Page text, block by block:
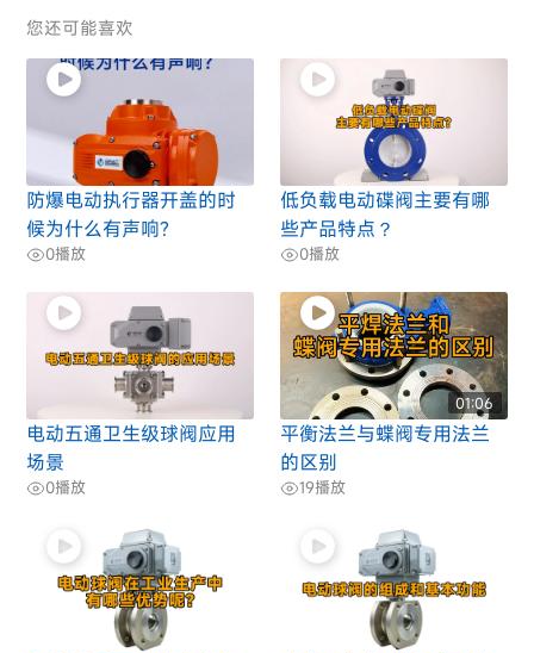
您还可能喜欢
防爆电动执行器开盖的时
候为什么有声响?
0播放
低负载电动碟阀主要有哪
些产品特点？
0播放
电动五通卫生级球阀应用
场景
0播放
01:06
平衡法兰与蝶阀专用法兰
的区别
19播放